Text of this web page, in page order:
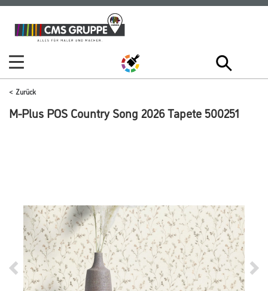
Zum
Inhalt
Zum
Navigationsmenü
Zurück
M-Plus POS Country Song 2026 Tapete 500251